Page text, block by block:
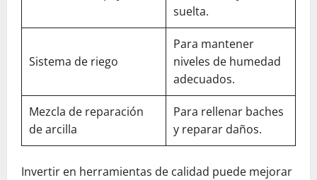
suelta.
Sistema de riego
Para mantener
niveles de humedad
adecuados.
Mezcla de reparación
de arcilla
Para rellenar baches
y reparar daños.
Invertir en herramientas de calidad puede mejorar